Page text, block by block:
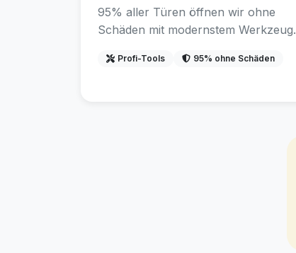
95% aller Türen öffnen wir ohne
Schäden mit modernstem Werkzeug.
Profi-Tools 95% ohne Schäden